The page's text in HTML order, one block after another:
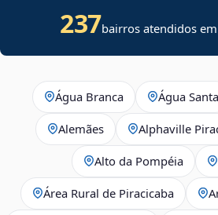
237bairros atendidos em
Água Branca Água Santa
Alemães Alphaville
Alto da Pompéia
Área Rural de Piracicaba